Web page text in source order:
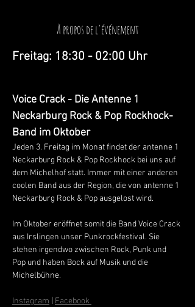
À propos de l'événement
Freitag: 18:30 - 02:00 Uhr
Voice Crack - Die Antenne 1
Neckarburg Rock & Pop Rockhock-
Band im Oktober
Jeden 3. Freitag im Monat findet der antenne 1
Neckarburg Rock & Pop Rockhock bei uns auf
dem Michelhof statt. Immer mit einer anderen
coolen Band aus der Region, die von antenne 1
Neckarburg Rock & Pop ausgelost wird.
Im Oktober eröffnet somit die Band Voice Crack
aus Irslingen unser Punkrockfestival. Sie
stehen irgendwo zwischen Rock, Punk und
Pop und haben Bock auf Musik und die
Michelbühne.
Instagram Facebook